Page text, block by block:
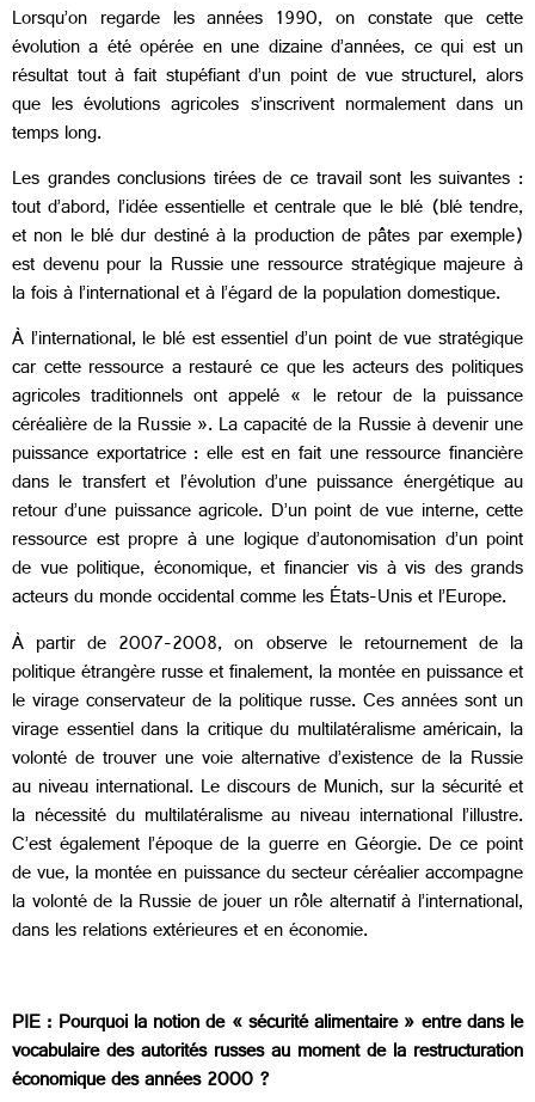
Lorsqu’on regarde les années 1990, on constate que cette
évolution a été opérée en une dizaine d’années, ce qui est un
résultat tout à fait stupéfiant d’un point de vue structurel, alors
que les évolutions agricoles s’inscrivent normalement dans un
temps long.
Les grandes conclusions tirées de ce travail sont les suivantes :
tout d’abord, l’idée essentielle et centrale que le blé (blé tendre,
et non le blé dur destiné à la production de pâtes par exemple)
est devenu pour la Russie une ressource stratégique majeure à
la fois à l’international et à l’égard de la population domestique.
À l’international, le blé est essentiel d’un point de vue stratégique
car cette ressource a restauré ce que les acteurs des politiques
agricoles traditionnels ont appelé « le retour de la puissance
céréalière de la Russie ». La capacité de la Russie à devenir une
puissance exportatrice : elle est en fait une ressource financière
dans le transfert et l’évolution d’une puissance énergétique au
retour d’une puissance agricole. D’un point de vue interne, cette
ressource est propre à une logique d’autonomisation d’un point
de vue politique, économique, et financier vis à vis des grands
acteurs du monde occidental comme les États-Unis et l’Europe.
À partir de 2007-2008, on observe le retournement de la
politique étrangère russe et finalement, la montée en puissance et
le virage conservateur de la politique russe. Ces années sont un
virage essentiel dans la critique du multilatéralisme américain, la
volonté de trouver une voie alternative d’existence de la Russie
au niveau international. Le discours de Munich, sur la sécurité et
la nécessité du multilatéralisme au niveau international l’illustre.
C’est également l’époque de la guerre en Géorgie. De ce point
de vue, la montée en puissance du secteur céréalier accompagne
la volonté de la Russie de jouer un rôle alternatif à l’international,
dans les relations extérieures et en économie.
PIE : Pourquoi la notion de « sécurité alimentaire » entre dans le
vocabulaire des autorités russes au moment de la restructuration
économique des années 2000 ?